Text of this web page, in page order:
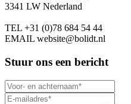
3341 LW Nederland
TEL +31 (0)78 684 54 44
EMAIL website@bolidt.nl
Stuur ons een bericht